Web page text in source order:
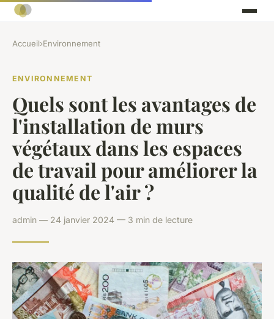
Accueil›Environnement
ENVIRONNEMENT
Quels sont les avantages de
l'installation de murs
végétaux dans les espaces
de travail pour améliorer la
qualité de l'air ?
admin — 24 janvier 2024 — 3 min de lecture